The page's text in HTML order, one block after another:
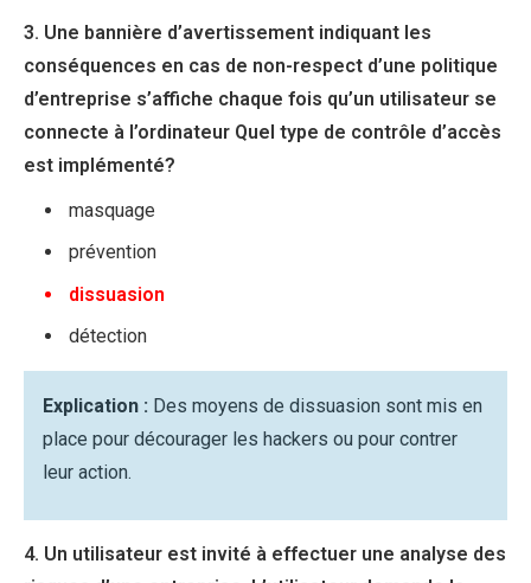
3. Une bannière d’avertissement indiquant les
conséquences en cas de non-respect d’une politique
d’entreprise s’affiche chaque fois qu’un utilisateur se
connecte à l’ordinateur Quel type de contrôle d’accès
est implémenté?
masquage
prévention
dissuasion
détection
Explication : Des moyens de dissuasion sont mis en
place pour décourager les hackers ou pour contrer
leur action.
4. Un utilisateur est invité à effectuer une analyse des